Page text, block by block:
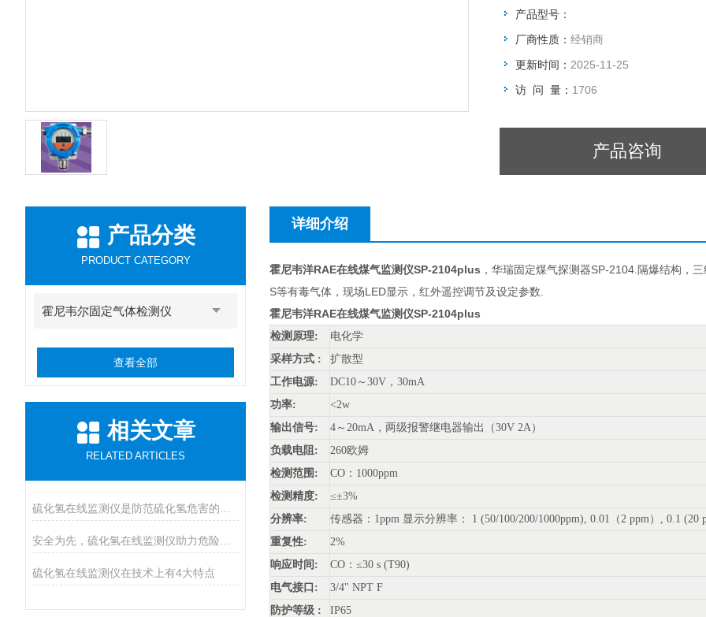
产品型号：
厂商性质： 经销商
更新时间： 2025-11-25
访 问 量： 1706
产品咨询
产品分类
PRODUCT CATEGORY
霍尼韦尔固定气体检测仪
查看全部
相关文章
RELATED ARTICLES
硫化氢在线监测仪在技术上有4大特点
详细介绍
霍尼韦洋RAE在线煤气监测仪SP-2104plus ，华瑞固定煤气探测器SP-2104.隔爆结构，
S等有毒气体，现场LED显示，红外遥控调节及设定参数.
霍尼韦洋RAE在线煤气监测仪SP-2104plus
检测原理:
电化学
采样方式 :
扩散型
工作电源:
DC10～30V，30mA
功率:
<2w
输出信号:
4～20mA，两级报警继电器输出（30V 2A）
负载电阻:
260欧姆
检测范围:
CO：1000ppm
检测精度:
≤±3%
分辨率:
传感器：1ppm 显示分辨率： 1 (50/100/200/1000ppm), 0.01（2 ppm）, 0.1 (20
重复性:
2%
响应时间:
CO：≤30 s (T90)
电气接口:
3/4" NPT F
防护等级 :
IP65